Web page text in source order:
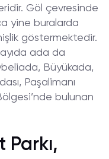
Göl çevresinde
yine buralarda
göstermektedir.
ada da
Büyükada,
Paşalimanı
bulunan
Parkı,